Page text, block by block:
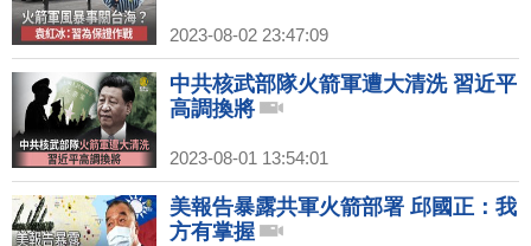
2023-08-02 23:47:09
中共核武部隊火箭軍遭大清洗 習近平
高調換將
2023-08-01 13:54:01
美報告暴露共軍火箭部署 邱國正：我
方有掌握